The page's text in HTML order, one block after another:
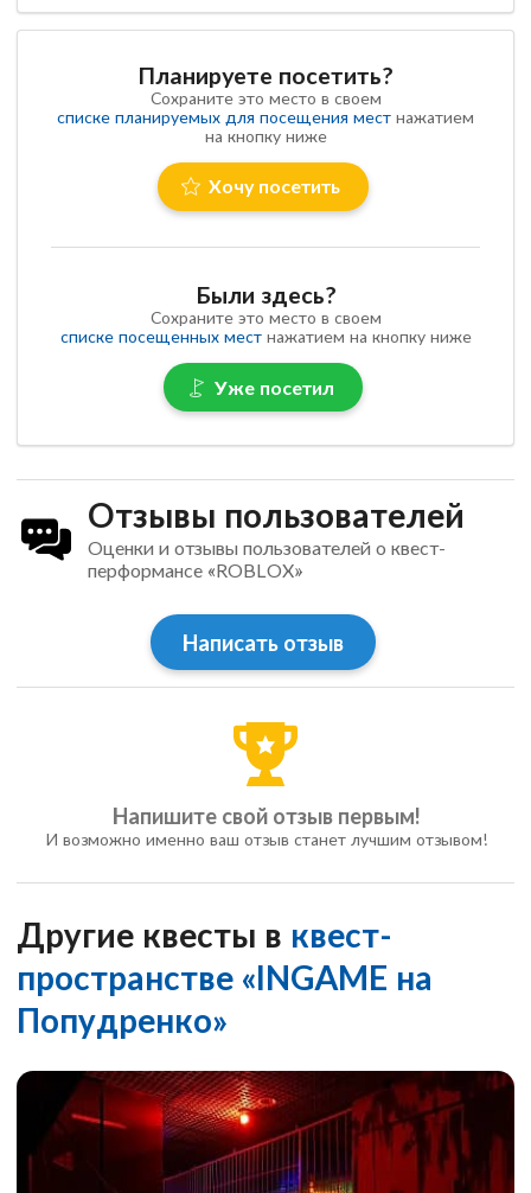
Планируете посетить?
Сохраните это место в своем
списке планируемых для посещения мест нажатием
на кнопку ниже
Хочу посетить
Были здесь?
Сохраните это место в своем
списке посещенных местнажатием на кнопку ниже
Уже посетил
Отзывы пользователей
Оценки и отзывы пользователей о квест-
перформансе «ROBLOX»
Написать отзыв
Напишите свой отзыв первым!
И возможно именно ваш отзыв станет лучшим отзывом!
Другие квесты в квест-
пространстве «INGAME на
Попудренко»